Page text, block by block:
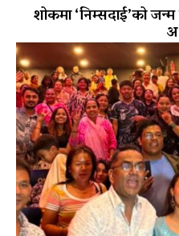
शोकमा ‘निम्सदाई’को